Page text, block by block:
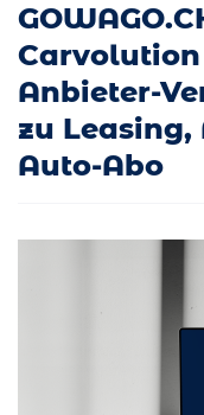
Anbieter-
zu
Auto-Abo